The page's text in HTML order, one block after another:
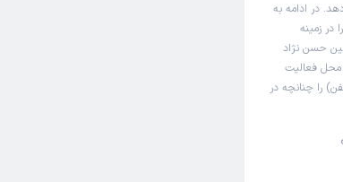
در ادامه به
در زمینه
حسن نژاد
محل فعالیت
را چنانچه در